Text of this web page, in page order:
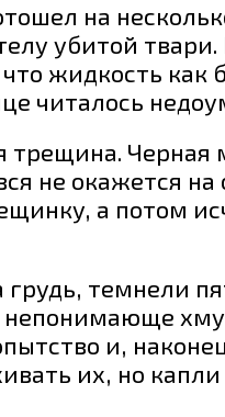
на
убитой
жидкость как
читалось
Черная
не окажется
а потом
темнели
и,
их, но